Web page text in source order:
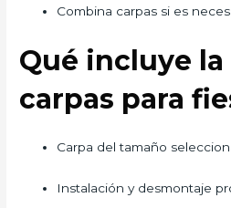
Combina carpas si es
Qué incluye
carpas para
Carpa del tamaño
Instalación y desmontaje